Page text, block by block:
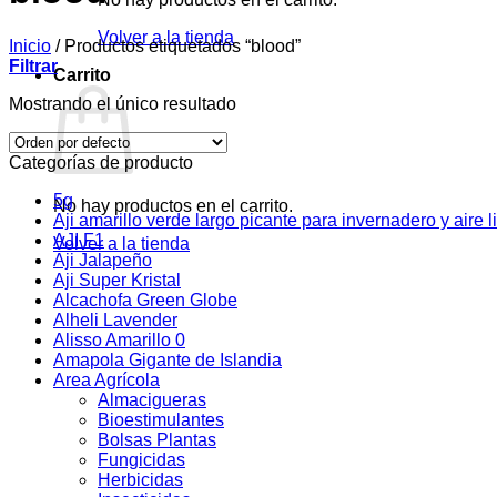
Volver a la tienda
Carrito
No hay productos en el carrito.
Volver a la tienda
Inicio /Productos etiquetados “blood”
Filtrar
Mostrando el único resultado
Categorías de producto
5g
Aji amarillo verde largo picante para invernadero y aire
AJI F1
Aji Jalapeño
Aji Super Kristal
Alcachofa Green Globe
Alheli Lavender
Alisso Amarillo 0
Amapola Gigante de Islandia
Area Agrícola
Almacigueras
Bioestimulantes
Bolsas Plantas
Fungicidas
Herbicidas